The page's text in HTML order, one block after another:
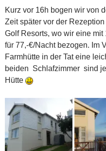
Kurz vor 16h bogen wir von
Zeit später vor der
Golf Resorts, wo wir eine mit
für 77,-€/Nacht bezogen. Im
Farmhütte in der Tat eine
beiden Schlafzimmer sind
Hütte